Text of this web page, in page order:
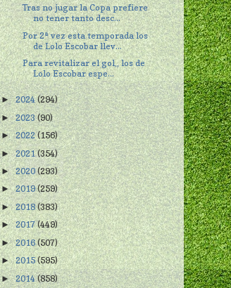
Tras no jugar la Copa prefiere
no tener tanto desc...
Por 2ª vez esta temporada los
de Lolo Escobar llev...
Para revitalizar el gol,, los de
Lolo Escobar espe...
►2024(294)
►2023(90)
►2022(156)
►2021(354)
►2020(293)
►2019(259)
►2018(383)
►2017(449)
►2016(507)
►2015(595)
►2014(858)